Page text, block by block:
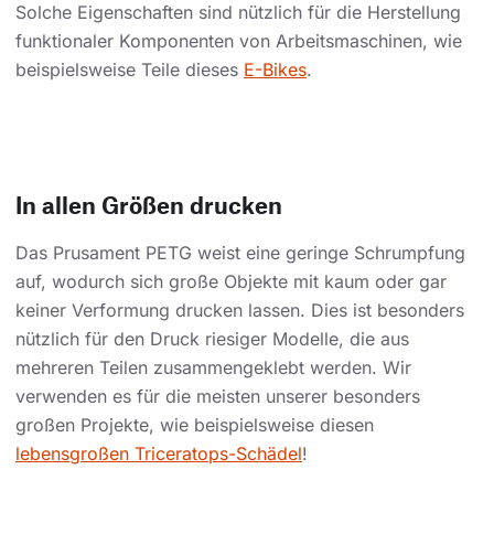
Solche Eigenschaften sind nützlich für die Herstellung
funktionaler Komponenten von Arbeitsmaschinen, wie
beispielsweise Teile dieses E-Bikes.
In allen Größen drucken
Das Prusament PETG weist eine geringe Schrumpfung
auf, wodurch sich große Objekte mit kaum oder gar
keiner Verformung drucken lassen. Dies ist besonders
nützlich für den Druck riesiger Modelle, die aus
mehreren Teilen zusammengeklebt werden. Wir
verwenden es für die meisten unserer besonders
großen Projekte, wie beispielsweise diesen
lebensgroßen Triceratops-Schädel!